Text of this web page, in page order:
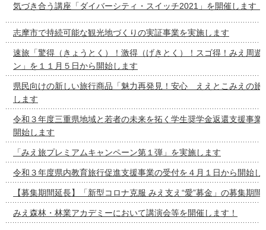
気づき合う講座「ダイバーシティ・スイッチ2021」を開催します！
志摩市で持続可能な観光地づくりの実証事業を実施します
速旅「驚得（きょうとく）！激得（げきとく）！スゴ得！みえ周遊
ン」を１１月５日から開始します
県民向けの新しい旅行商品「魅力再発見！安心 ええとこみえの旅
します
令和３年度三重県地域と若者の未来を拓く学生奨学金返還支援事業
開始します
「みえ旅プレミアムキャンペーン第１弾」を実施します
令和３年度県内教育旅行促進支援事業の受付を４月１日から開始し
【募集期間延長】「新型コロナ克服 みえ支え“愛”募金」の募集期
みえ森林・林業アカデミーにおいて講演会等を開催します！